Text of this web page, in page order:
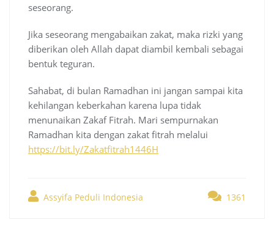
seseorang.
Jika seseorang mengabaikan zakat, maka rizki yang
diberikan oleh Allah dapat diambil kembali sebagai
bentuk teguran.
Sahabat, di bulan Ramadhan ini jangan sampai kita
kehilangan keberkahan karena lupa tidak
menunaikan Zakaf Fitrah. Mari sempurnakan
Ramadhan kita dengan zakat fitrah melalui
https://bit.ly/Zakatfitrah1446H
Assyifa Peduli Indonesia 1361